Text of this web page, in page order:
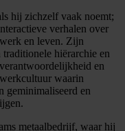
hij zichzelf vaak noemt;
verhalen over
en leven. Zijn
hiërarchie en
en
waarin
geminimaliseerd en
metaalbedrijf, waar hij